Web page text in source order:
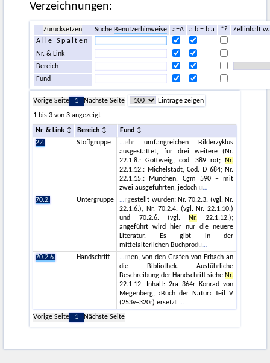
Verzeichnungen:
Zurücksetzen Suche Benutzerhinweise a=A a b = b a *?
Zellinhalt
Alle Spalten
Nr. & Link
Bereich
Fund
Vorige Seite 1 Nächste Seite
Einträge zeigen
1 bis 3 von 3 angezeigt
Nr. & Link Bereich
Fund
22.
Stoffgruppe
ehr umfangreichen Bilderzyklus
ausgestattet, für drei weitere (Nr.
22.1.8.: Göttweig, cod. 389 rot; Nr.
22.1.12.: Michelstadt, Cod. D 684; Nr.
22.1.15.: München, Cgm 590 – mit
zwei ausgeführten, jedoch u
70.2.
Untergruppe
rgestellt wurden: Nr. 70.2.3. (vgl. Nr.
22.1.6.), Nr. 70.2.4. (vgl. Nr. 22.1.10.)
und 70.2.6. (vgl. Nr. 22.1.12.);
angeführt wird hier nur die neuere
Literatur. Es gibt in der
mittelalterlichen Buchprodu
70.2.6.
Handschrift
men, von den Grafen von Erbach an
die Bibliothek. Ausführliche
Beschreibung der Handschrift siehe Nr.
22.1.12. Inhalt: 2ra–364r Konrad von
Megenberg, ›Buch der Natur‹ Teil V
(253v–320r) ersetzt
Vorige Seite
1 Nächste Seite